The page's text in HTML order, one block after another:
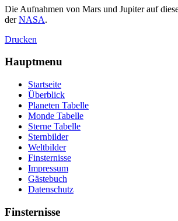
Die Aufnahmen von Mars und Jupiter auf
derNASA.
Drucken
Hauptmenu
Startseite
Überblick
Planeten Tabelle
Monde Tabelle
Sterne Tabelle
Sternbilder
Weltbilder
Finsternisse
Impressum
Gästebuch
Datenschutz
Finsternisse